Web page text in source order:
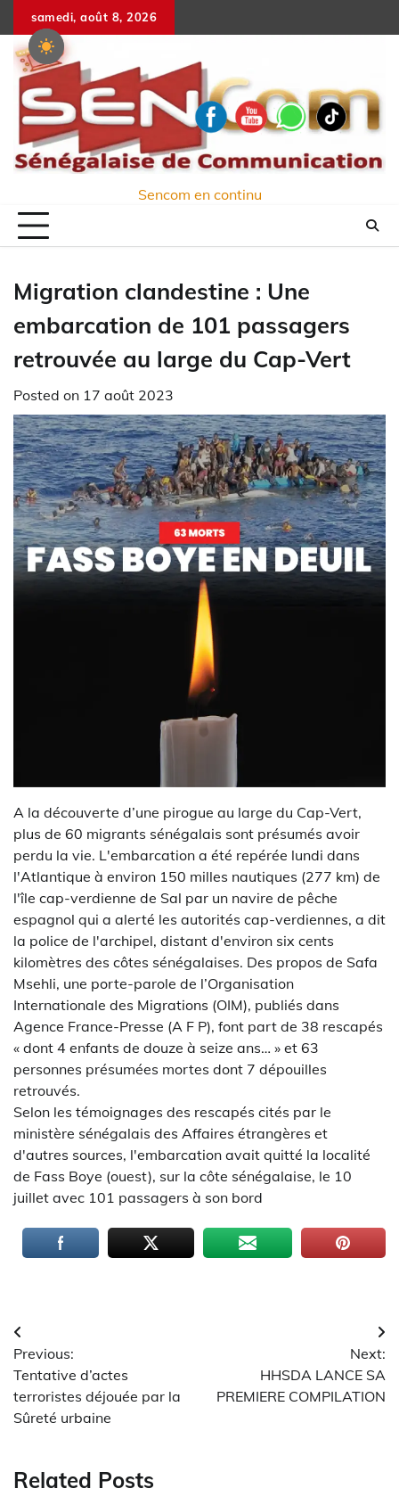
to
content
samedi, août 8, 2026
Sencom en continu
Migration clandestine : Une
embarcation de 101 passagers
retrouvée au large du Cap-Vert
Posted on 17 août 2023
A la découverte d’une pirogue au large du Cap-Vert,
plus de 60 migrants sénégalais sont présumés avoir
perdu la vie. L'embarcation a été repérée lundi dans
l'Atlantique à environ 150 milles nautiques (277 km) de
l'île cap-verdienne de Sal par un navire de pêche
espagnol qui a alerté les autorités cap-verdiennes, a dit
la police de l'archipel, distant d'environ six cents
kilomètres des côtes sénégalaises. Des propos de Safa
Msehli, une porte-parole de l’Organisation
Internationale des Migrations (OIM), publiés dans
Agence France-Presse (A F P), font part de 38 rescapés
« dont 4 enfants de douze à seize ans… » et 63
personnes présumées mortes dont 7 dépouilles
retrouvés.
Selon les témoignages des rescapés cités par le
ministère sénégalais des Affaires étrangères et
d'autres sources, l'embarcation avait quitté la localité
de Fass Boye (ouest), sur la côte sénégalaise, le 10
juillet avec 101 passagers à son bord
Navigation
de
l’article
Previous:
Tentative d’actes
terroristes déjouée par la
Sûreté urbaine
Next:
HHSDA LANCE SA
PREMIERE COMPILATION
Related Posts